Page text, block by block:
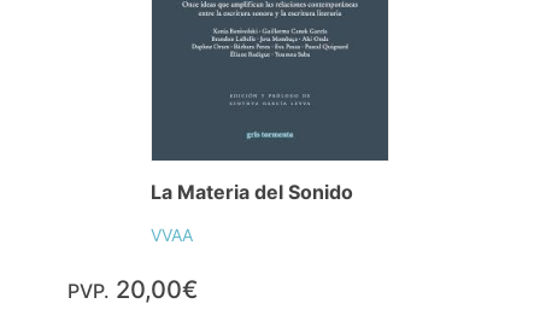
La Materia del Sonido
VVAA
PVP. 20,00€